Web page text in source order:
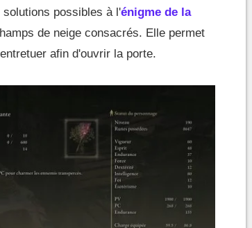
solutions possibles à l'énigme de la
de neige consacrés. Elle permet
afin d'ouvrir la porte.